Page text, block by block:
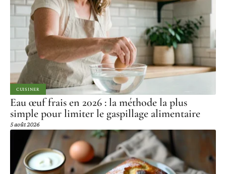
CUISINER
Eau œuf frais en 2026 : la méthode la plus
simple pour limiter le gaspillage alimentaire
5 août 2026